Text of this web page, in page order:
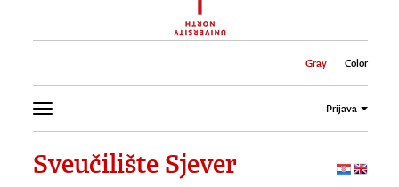
Color
Gray
Prijava
Sveučilište Sjever